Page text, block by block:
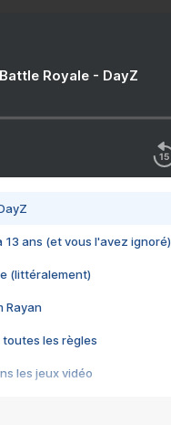
Royale - DayZ
13 ans (et vous l'avez ignoré)
(littéralement)
Rayan
toutes les règles
les jeux vidéo